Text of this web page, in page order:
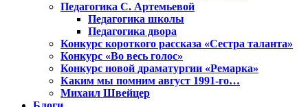
Педагогика С. Артемьевой
Педагогика школы
Педагогика двора
Конкурс короткого рассказа «Сестра таланта»
Конкурс «Во весь голос»
Конкурс новой драматургии «Ремарка»
Каким мы помним август 1991-го…
Михаил Швейцер